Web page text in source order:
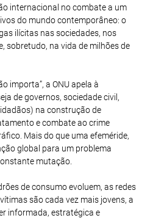
internacional no combate a um
do mundo contemporâneo: o
ilícitas nas sociedades, nos
sobretudo, na vida de milhões de
importa”, a ONU apela à
de governos, sociedade civil,
na construção de
e combate ao crime
Mais do que uma efeméride,
global para um problema
mutação.
de consumo evoluem, as redes
são cada vez mais jovens, a
informada, estratégica e